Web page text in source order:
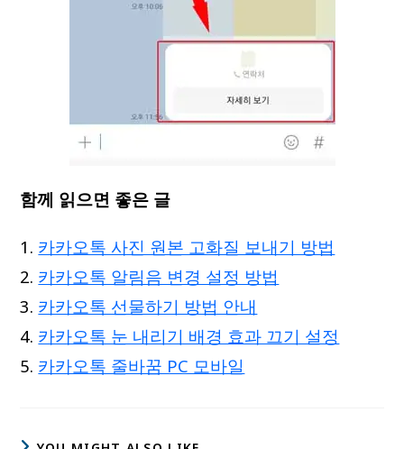
함께 읽으면 좋은 글
카카오톡 사진 원본 고화질 보내기 방법
카카오톡 알림음 변경 설정 방법
카카오톡 선물하기 방법 안내
카카오톡 눈 내리기 배경 효과 끄기 설정
카카오톡 줄바꿈 PC 모바일